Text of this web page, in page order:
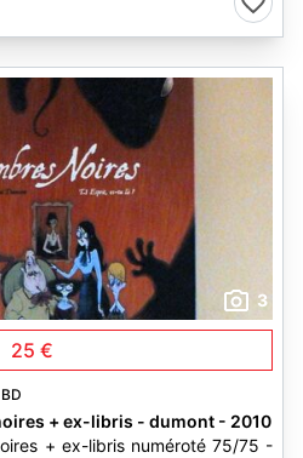
3
25 €
+ ex-libris - dumont - 2010
+ ex-libris numéroté 75/75 -